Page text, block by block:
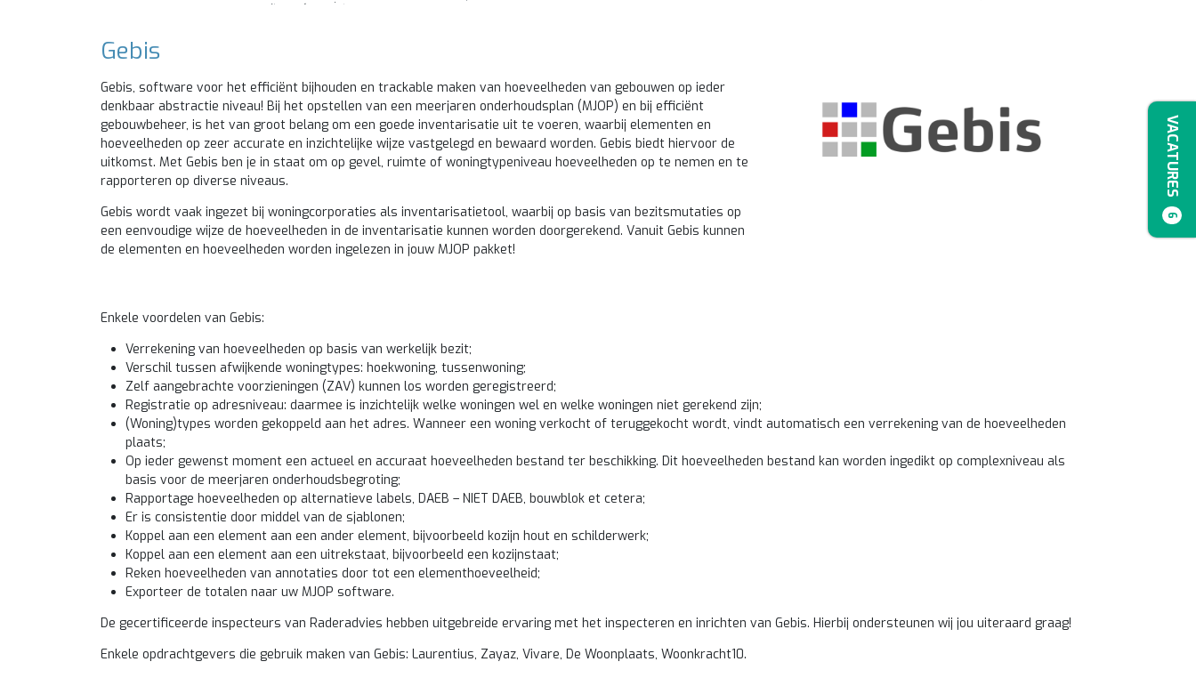
VACATURES
6
Gebis
Gebis, software voor het efficiënt bijhouden en trackable maken van hoeveelheden van gebouwen op ieder
denkbaar abstractie niveau! Bij het opstellen van een meerjaren onderhoudsplan (MJOP) en bij efficiënt
gebouwbeheer, is het van groot belang om een goede inventarisatie uit te voeren, waarbij elementen en
hoeveelheden op zeer accurate en inzichtelijke wijze vastgelegd en bewaard worden. Gebis biedt hiervoor de
uitkomst. Met Gebis ben je in staat om op gevel, ruimte of woningtypeniveau hoeveelheden op te nemen en te
rapporteren op diverse niveaus.
Gebis wordt vaak ingezet bij woningcorporaties als inventarisatietool, waarbij op basis van bezitsmutaties op
een eenvoudige wijze de hoeveelheden in de inventarisatie kunnen worden doorgerekend. Vanuit Gebis kunnen
de elementen en hoeveelheden worden ingelezen in jouw MJOP pakket!
Enkele voordelen van Gebis:
Verrekening van hoeveelheden op basis van werkelijk bezit;
Verschil tussen afwijkende woningtypes: hoekwoning, tussenwoning;
Zelf aangebrachte voorzieningen (ZAV) kunnen los worden geregistreerd;
Registratie op adresniveau: daarmee is inzichtelijk welke woningen wel en welke woningen niet gerekend zijn;
(Woning)types worden gekoppeld aan het adres. Wanneer een woning verkocht of teruggekocht wordt, vindt automatisch een verrekening van de hoeveelheden
plaats;
Op ieder gewenst moment een actueel en accuraat hoeveelheden bestand ter beschikking. Dit hoeveelheden bestand kan worden ingedikt op complexniveau als
basis voor de meerjaren onderhoudsbegroting;
Rapportage hoeveelheden op alternatieve labels, DAEB – NIET DAEB, bouwblok et cetera;
Er is consistentie door middel van de sjablonen;
Koppel aan een element aan een ander element, bijvoorbeeld kozijn hout en schilderwerk;
Koppel aan een element aan een uitrekstaat, bijvoorbeeld een kozijnstaat;
Reken hoeveelheden van annotaties door tot een elementhoeveelheid;
Exporteer de totalen naar uw MJOP software.
De gecertificeerde inspecteurs van Raderadvies hebben uitgebreide ervaring met het inspecteren en inrichten van Gebis. Hierbij ondersteunen wij jou uiteraard graag!
Enkele opdrachtgevers die gebruik maken van Gebis: Laurentius, Zayaz, Vivare, De Woonplaats, Woonkracht10.